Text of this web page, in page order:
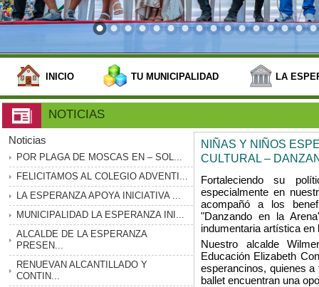
INICIO TU MUNICIPALIDAD LA
NOTICIAS
Noticias
POR PLAGA DE MOSCAS EN – SOL...
FELICITAMOS AL COLEGIO ADVENTI...
LA ESPERANZA APOYA INICIATIVA ...
MUNICIPALIDAD LA ESPERANZA INI...
ALCALDE DE LA ESPERANZA
PRESEN...
RENUEVAN ALCANTILLADO Y
CONTIN...
NIÑAS Y NIÑOS
CULTURAL –
Fortaleciendo su
especialmente en
acompañó a los
"Danzando en la
indumentaria artística en
Nuestro alcalde
Educación Elizabeth
esperancinos, quienes
ballet encuentran una